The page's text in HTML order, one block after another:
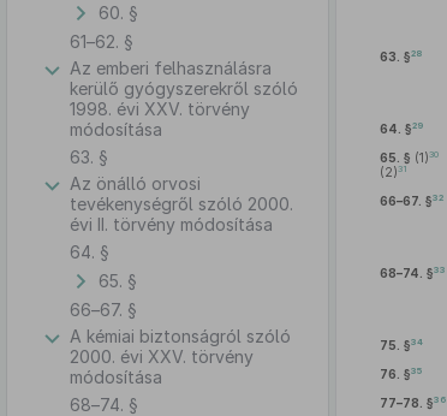
60. §
61–62. §
Az emberi felhasználásra
kerülő gyógyszerekről szóló
1998. évi XXV. törvény
módosítása
63. §
Az önálló orvosi
tevékenységről szóló 2000.
évi II. törvény módosítása
64. §
65. §
66–67. §
A kémiai biztonságról szóló
2000. évi XXV. törvény
módosítása
68–74. §
63. §28
64. §29
65. § (1) 30
(2) 31
66–67. §32
68–74. §33
75. §34
76. §35
77–78. §36